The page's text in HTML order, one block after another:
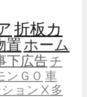
折板カ
置ホーム
下広告 チ
ンＧＯ 車
ションⅩ多